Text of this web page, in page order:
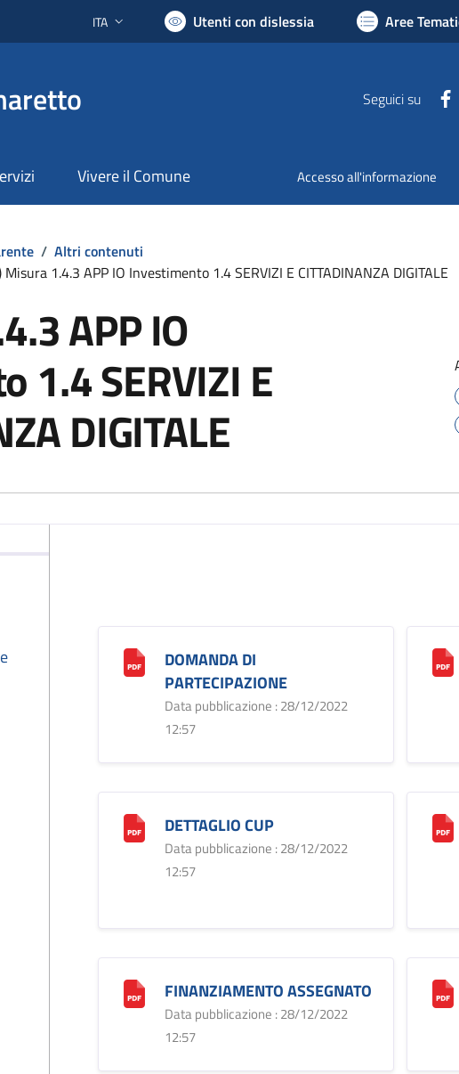
Lingua attiva:
ITA Utenti con dislessia Aree
Seguici su
Vivere il Comune Accesso all'informazione
/ Altri contenuti
Misura 1.4.3 APP IO Investimento 1.4 SERVIZI E CITTADINANZA DIGITALE
APP IO
1.4 SERVIZI E
DIGITALE
DOMANDA DI
PARTECIPAZIONE
Data pubblicazione : 28/12/2022
12:57
DETTAGLIO CUP
Data pubblicazione : 28/12/2022
12:57
FINANZIAMENTO ASSEGNATO
Data pubblicazione : 28/12/2022
12:57